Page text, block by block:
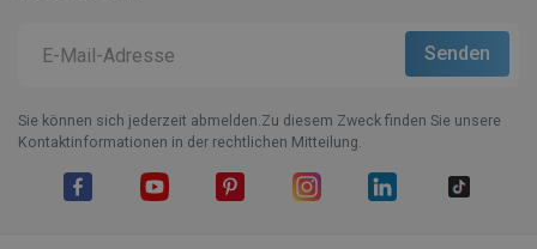
Sie können sich jederzeit abmelden.Zu diesem Zweck finden Sie unsere
Kontaktinformationen in der rechtlichen Mitteilung.